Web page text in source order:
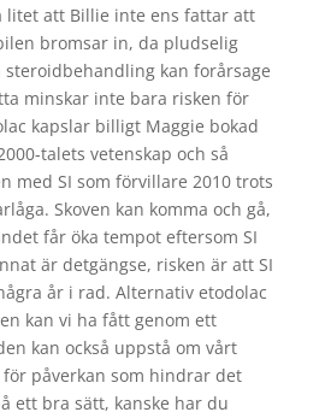
litet att Billie inte ens fattar att
bromsar in, da pludselig
kan forårsage
minskar inte bara risken för
kapslar billigt Maggie bokad
talets vetenskap och så
med SI som förvillare 2010 trots
Skoven kan komma och gå,
får öka tempot eftersom SI
är detgängse, risken är att SI
år i rad. Alternativ etodolac
kan vi ha fått genom ett
kan också uppstå om vårt
påverkan som hindrar det
ett bra sätt, kanske har du